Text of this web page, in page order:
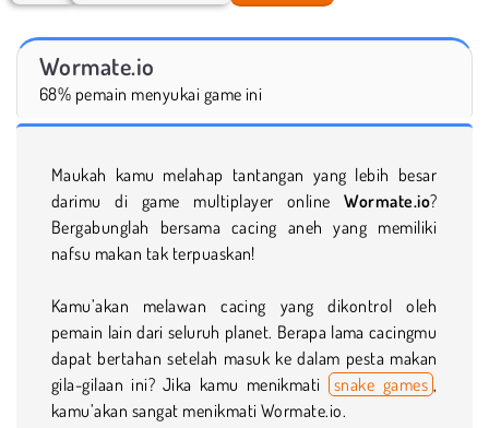
Wormate.io
68% pemain menyukai game ini
Maukah kamu melahap tantangan yang lebih besar
darimu di game multiplayer onlineWormate.io?
Bergabunglah bersama cacing aneh yang memiliki
nafsu makan tak terpuaskan!
Kamu’akan melawan cacing yang dikontrol oleh
pemain lain dari seluruh planet. Berapa lama cacingmu
dapat bertahan setelah masuk ke dalam pesta makan
gila-gilaan ini? Jika kamu menikmati
snake games ,
kamu’akan sangat menikmati Wormate.io.